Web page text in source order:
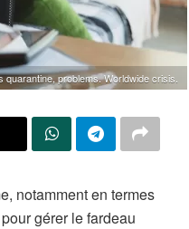
problems. Worldwide crisis.
notamment en termes
gérer le fardeau